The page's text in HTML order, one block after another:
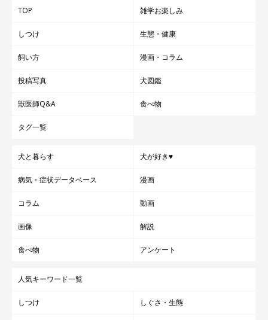
大切な家族の一員になったモカちゃん。そんなモカちゃんへの思
飼い主さん：
「ペットを飼うと行動に制限がかかる、とよく言われますが、私
とりだからこそ、モカも一緒に行ける場所やお店にたくさん行っ
て、思い出を作りたいです」
TOP 雑学お楽しみ
しつけ 生態・健康
飼い方 漫画・コラム
投稿写真 犬図鑑
獣医師Q&A 食べ物
タグ一覧
犬と暮らす 犬が好き♥
病気・症状データベース 漫画
コラム 動画
画像 解説
食べ物 アンケート
人気キーワード一覧
しつけ しぐさ・生態